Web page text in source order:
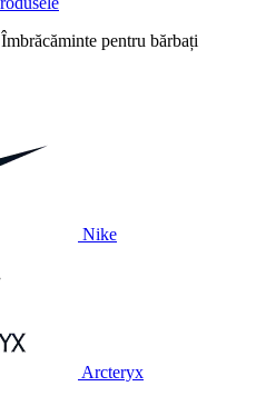
Îmbrăcăminte pentru bărbați
Nike
Arcteryx